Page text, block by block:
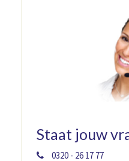
Staat jouw
0320 - 26 17 77